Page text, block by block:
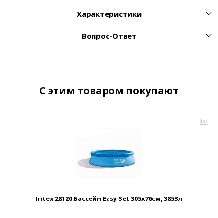
Характеристики
Вопрос-Ответ
С этим товаром покупают
Intex 28120 Бассейн Easy Set 305х76см, 3853л